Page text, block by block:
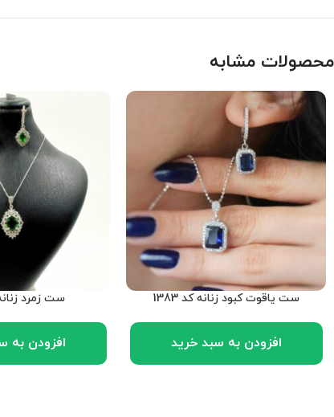
محصولات مشابه
ست یاقوت کبود زنانه کد 1383
افزودن به سبد خرید
ست زمرد زنانه
افزودن به